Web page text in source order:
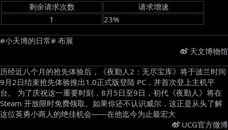
剩余请求次数
请求增速
1
23%
#小天博的日常# 布展 ​
天文博物馆
历经近八个月的抢先体验后，《夜勤人2：无尽宝库》将于波兰时间
9月2日结束抢先体验推出1.0正式版登陆 PC，并首次登上主机平
台。 为了庆祝这一重要时刻，8月5日至9日，初代《夜勤人》将在
Steam 开放限时免费领取。如果你还不认识威尔，这正是从头了解
这位英勇小商人的绝佳机会——在他迄今为止最宏大 ​
UCG官方微博